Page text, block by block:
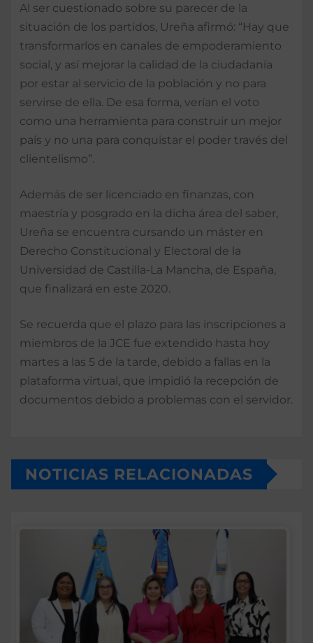
Al ser cuestionado sobre su parecer de la
situación de los partidos, Ureña afirmó: “Hay que
transformarlos en canales de empoderamiento
social, y así mejorar la calidad de la ciudadanía
por estar al servicio de la población y no para
servirse de ella. De esa forma, verían el voto
como una herramienta para construir un mejor
país y no una para conquistar el poder través del
clientelismo”.
Además de ser licenciado en finanzas, con
maestría y posgrado en la dicha área del saber,
Ureña se encuentra cursando un máster en
Derecho Constitucional y Electoral de la
Universidad de Castilla-La Mancha, de España,
que finalizará en este 2020.
Se recuerda que el plazo para las inscripciones a
miembros de la JCE fue extendido hasta hoy
martes a las 5 de la tarde, debido a fallas en la
plataforma virtual, que impidió la recepción de
documentos debido a problemas con el servidor.
NOTICIAS RELACIONADAS